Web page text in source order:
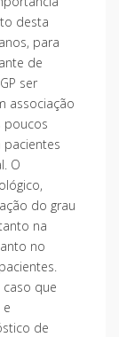
desta
para
de
ser
associação
poucos
pacientes
O
do grau
na
no
que
de